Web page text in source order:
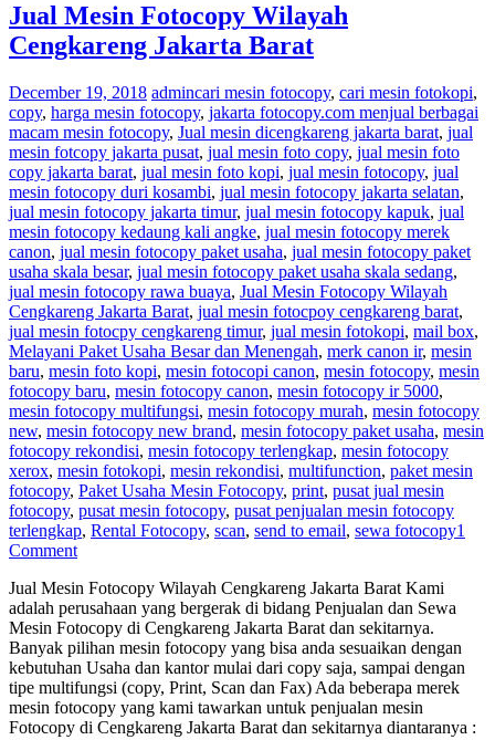
Jual Mesin Fotocopy Wilayah
Cengkareng Jakarta Barat
December 19, 2018 admincari mesin fotocopy, cari mesin fotokopi,
copy, harga mesin fotocopy, jakarta fotocopy.com menjual berbagai
macam mesin fotocopy, Jual mesin dicengkareng jakarta barat, jual
mesin fotcopy jakarta pusat, jual mesin foto copy, jual mesin foto
copy jakarta barat, jual mesin foto kopi, jual mesin fotocopy, jual
mesin fotocopy duri kosambi, jual mesin fotocopy jakarta selatan,
jual mesin fotocopy jakarta timur, jual mesin fotocopy kapuk, jual
mesin fotocopy kedaung kali angke, jual mesin fotocopy merek
canon, jual mesin fotocopy paket usaha, jual mesin fotocopy paket
usaha skala besar, jual mesin fotocopy paket usaha skala sedang,
jual mesin fotocopy rawa buaya, Jual Mesin Fotocopy Wilayah
Cengkareng Jakarta Barat, jual mesin fotocpoy cengkareng barat,
jual mesin fotocpy cengkareng timur, jual mesin fotokopi, mail box,
Melayani Paket Usaha Besar dan Menengah, merk canon ir, mesin
baru, mesin foto kopi, mesin fotocopi canon, mesin fotocopy, mesin
fotocopy baru, mesin fotocopy canon, mesin fotocopy ir 5000,
mesin fotocopy multifungsi, mesin fotocopy murah, mesin fotocopy
new, mesin fotocopy new brand, mesin fotocopy paket usaha, mesin
fotocopy rekondisi, mesin fotocopy terlengkap, mesin fotocopy
xerox, mesin fotokopi, mesin rekondisi, multifunction, paket mesin
fotocopy, Paket Usaha Mesin Fotocopy, print, pusat jual mesin
fotocopy, pusat mesin fotocopy, pusat penjualan mesin fotocopy
terlengkap, Rental Fotocopy, scan, send to email, sewa fotocopy1
Comment
Jual Mesin Fotocopy Wilayah Cengkareng Jakarta Barat Kami
adalah perusahaan yang bergerak di bidang Penjualan dan Sewa
Mesin Fotocopy di Cengkareng Jakarta Barat dan sekitarnya.
Banyak pilihan mesin fotocopy yang bisa anda sesuaikan dengan
kebutuhan Usaha dan kantor mulai dari copy saja, sampai dengan
tipe multifungsi (copy, Print, Scan dan Fax) Ada beberapa merek
mesin fotocopy yang kami tawarkan untuk penjualan mesin
Fotocopy di Cengkareng Jakarta Barat dan sekitarnya diantaranya :